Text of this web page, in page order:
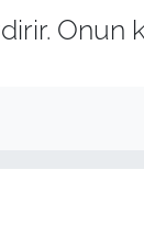
Onun